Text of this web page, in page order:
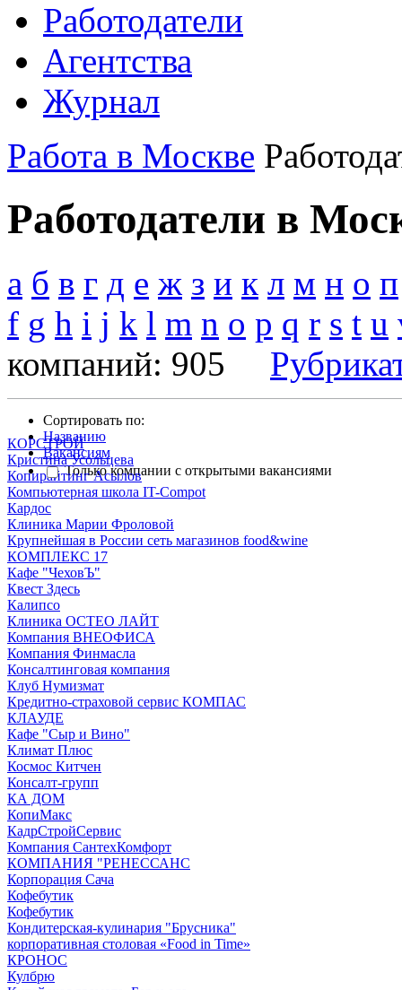
Работодатели
Агентства
Журнал
Работа в Москве
Работодатели в
а б в г д е ж з и к л м н о п
f g h i j k l m n o p q r s t u
компаний: 905
Сортировать по:
Названию
Вакансиям
Только компании с открытыми вакансиями
КОРСТРОЙ
Кристина Усольцева
Копирайтинг Асылов
Компьютерная школа IT-Compot
Кардос
Клиника Марии Фроловой
Крупнейшая в России сеть магазинов food&wine
КОМПЛЕКС 17
Кафе "ЧеховЪ"
Квест Здесь
Калипсо
Клиника ОСТЕО ЛАЙТ
Компания ВНЕОФИСА
Компания Финмасла
Консалтинговая компания
Клуб Нумизмат
Кредитно-страховой сервис КОМПАС
КЛАУДЕ
Кафе "Сыр и Вино"
Климат Плюс
Космос Китчен
Консалт-групп
КА ДОМ
КопиМакс
КадрСтройСервис
Компания СантехКомфорт
КОМПАНИЯ "РЕНЕССАНС
Корпорация Сача
Кофебутик
Кофебутик
Кондитерская-кулинария "Брусника"
корпоративная столовая «Food in Time»
КРОНОС
Кулбрю